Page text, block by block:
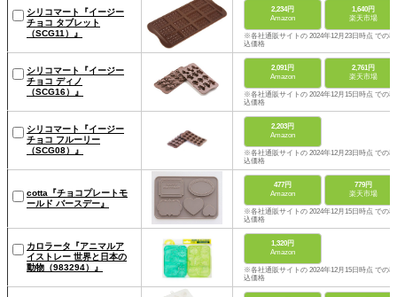
シリコマート『イージー
チョコ タブレット
（SCG11）』
2,234円
Amazon
1,640円
楽天市場
※各社通販サイトの 2024年12月23日時点 での税
込価格
シリコマート『イージー
チョコ ディノ
（SCG16）』
2,091円
Amazon
2,761円
楽天市場
※各社通販サイトの 2024年12月15日時点 での税
込価格
シリコマート『イージー
チョコ フルーリー
（SCG08）』
2,203円
Amazon
※各社通販サイトの 2024年12月23日時点 での税
込価格
cotta『チョコプレートモ
ールド バースデー』
477円
Amazon
779円
楽天市場
※各社通販サイトの 2024年12月15日時点 での税
込価格
カロラータ『アニマルア
イストレー 世界と日本の
動物（983294）』
1,320円
Amazon
※各社通販サイトの 2024年12月15日時点 での税
込価格